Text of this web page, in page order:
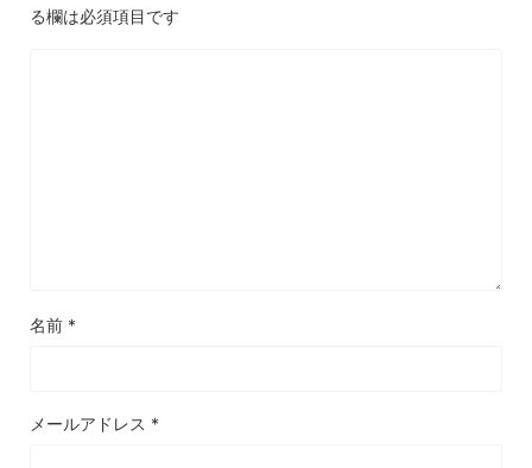
る欄は必須項目です
名前 *
メールアドレス *